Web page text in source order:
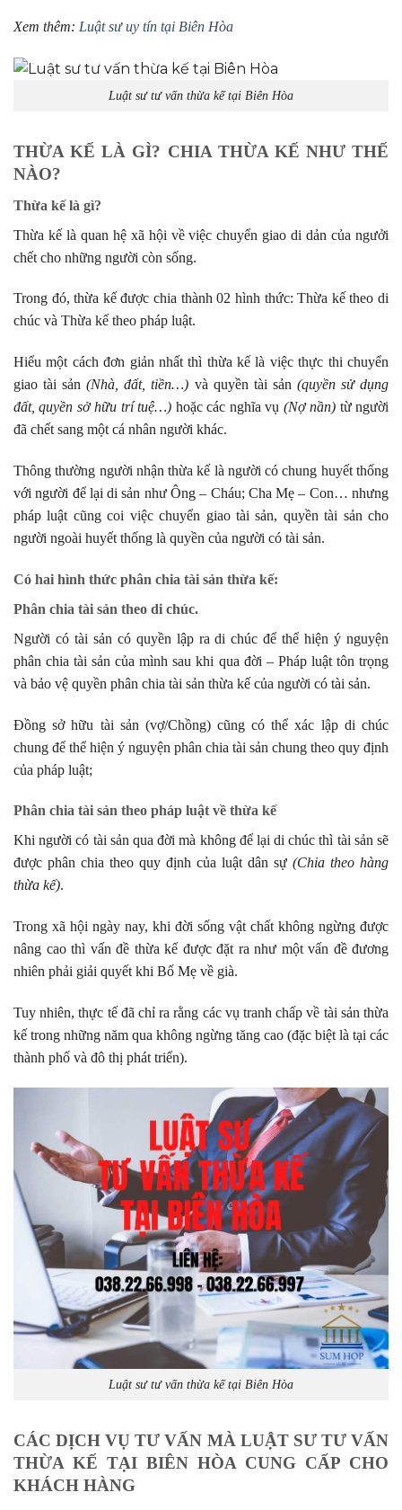
Xem thêm: Luật sư uy tín tại Biên Hòa
Luật sư tư vấn thừa kế tại Biên Hòa
THỪA KẾ LÀ GÌ? CHIA THỪA KẾ NHƯ THẾ
NÀO?
Thừa kế là gì?
Thừa kế là quan hệ xã hội về việc chuyển giao di dản của ngưởi
chết cho những người còn sống.
Trong đó, thừa kế được chia thành 02 hình thức: Thừa kế theo di
chúc và Thừa kế theo pháp luật.
Hiểu một cách đơn giản nhất thì thừa kế là việc thực thi chuyển
giao tài sản (Nhà, đất, tiền…) và quyền tài sản (quyền sử dụng
đất, quyền sở hữu trí tuệ…) hoặc các nghĩa vụ (Nợ nần) từ người
đã chết sang một cá nhân người khác.
Thông thường người nhận thừa kế là người có chung huyết thống
với người để lại di sản như Ông – Cháu; Cha Mẹ – Con… nhưng
pháp luật cũng coi việc chuyển giao tài sản, quyền tài sản cho
người ngoài huyết thống là quyền của người có tài sản.
Có hai hình thức phân chia tài sản thừa kế:
Phân chia tài sản theo di chúc.
Người có tài sản có quyền lập ra di chúc để thể hiện ý nguyện
phân chia tài sản của mình sau khi qua đời – Pháp luật tôn trọng
và bảo vệ quyền phân chia tài sản thừa kế của người có tài sản.
Đồng sở hữu tài sản (vợ/Chồng) cũng có thể xác lập di chúc
chung để thể hiện ý nguyện phân chia tài sản chung theo quy định
của pháp luật;
Phân chia tài sản theo pháp luật về thừa kế
Khi người có tài sản qua đời mà không để lại di chúc thì tài sản sẽ
được phân chia theo quy định của luật dân sự (Chia theo hàng
thừa kế).
Trong xã hội ngày nay, khi đời sống vật chất không ngừng được
nâng cao thì vấn đề thừa kế được đặt ra như một vấn đề đương
nhiên phải giải quyết khi Bố Mẹ về già.
Tuy nhiên, thực tế đã chỉ ra rằng các vụ tranh chấp về tài sản thừa
kế trong những năm qua không ngừng tăng cao (đặc biệt là tại các
thành phố và đô thị phát triển).
Luật sư tư vấn thừa kế tại Biên Hòa
CÁC DỊCH VỤ TƯ VẤN MÀ LUẬT SƯ TƯ VẤN
THỪA KẾ TẠI BIÊN HÒA CUNG CẤP CHO
KHÁCH HÀNG